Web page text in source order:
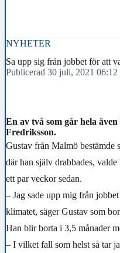
NYHETER
Sa upp sig från jobbet för att
Publicerad 30 juli, 2021 06:12
En av två som går hela
Fredriksson.
Gustav från Malmö bestämde
där han själv drabbades,
ett par veckor sedan.
– Jag sade upp mig från
klimatet, säger Gustav som
Han blir borta i 3,5 månader
– I vilket fall som helst så tar